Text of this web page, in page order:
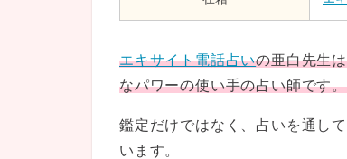
エキサイト電話占いの亜白先生
なパワーの使い手の占い師です。
鑑定だけではなく、占いを通し
います。